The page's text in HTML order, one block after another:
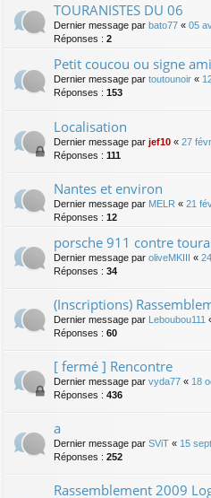
TOURANISTES DU 06
Dernier message par bato77 « 05
Réponses : 2
Petit coucou ou signe
Dernier message par toutounoir «
Réponses : 153
Localisation
Dernier message par jef10 « 27
Réponses : 111
Nantes et environ
Dernier message par MELR « 21
Réponses : 12
porsche 911 contre
Dernier message par oliveMKIII «
Réponses : 34
(Inscriptions)
Dernier message par Leboubou111
Réponses : 60
[ fermé ] Rencontre
Dernier message par vyda77 « 18
Réponses : 436
a
Dernier message par SViT « 15
Réponses : 252
Rassemblement 2009